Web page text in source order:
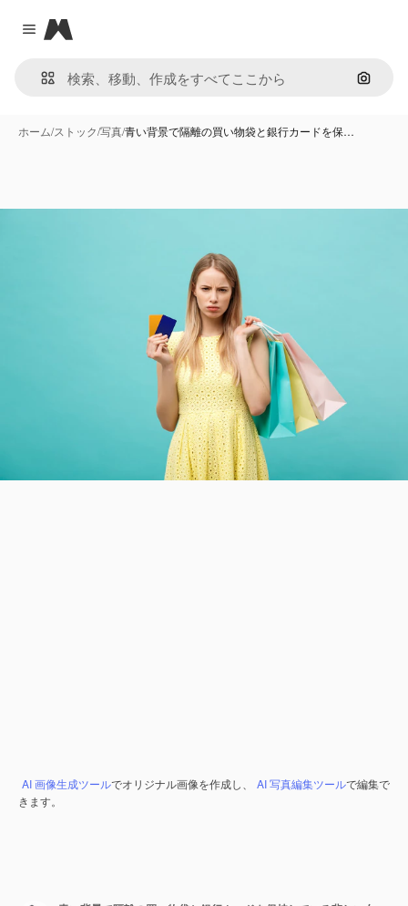
Close menu
Magnific
画像で
ホーム/ストック/写真/青い背景で隔離の買い物袋と銀行カードを保…
AI 画像生成ツールでオリジナル画像を作成し、 AI 写真編集ツールで編集で
きます。